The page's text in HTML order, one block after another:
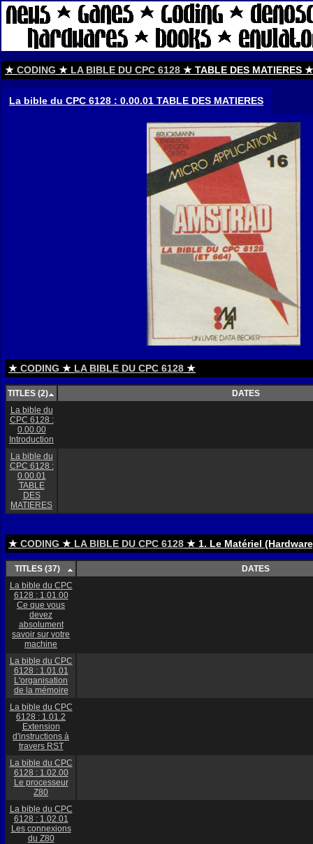
★ CODING ★ LA BIBLE DU CPC 6128 ★ TABLE DES MATIERES ★
La bible du CPC 6128 : 0.00.01 TABLE DES MATIERES
★ CODING ★ LA BIBLE DU CPC 6128 ★
TITLES (2)
DATES
La bible du
CPC 6128 :
0.00.00
Introduction
La bible du
CPC 6128 :
0.00.01
TABLE
DES
MATIERES
★ CODING ★ LA BIBLE DU CPC 6128 ★ 1. Le Matériel
TITLES (37)
DATES
La bible du CPC
6128 : 1.01.00
Ce que vous
devez
absolument
savoir sur votre
machine
La bible du CPC
6128 : 1.01.01
L'organisation
de la mémoire
La bible du CPC
6128 : 1.01.2
Extension
d'instructions à
travers RST
La bible du CPC
6128 : 1.02.00
Le processeur
Z80
La bible du CPC
6128 : 1.02.01
Les connexions
du Z80